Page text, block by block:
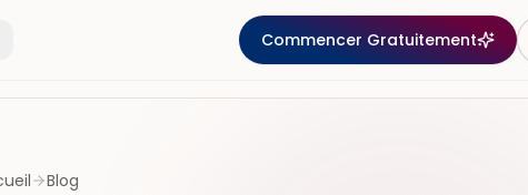
Commencer Gratuitement
Blog